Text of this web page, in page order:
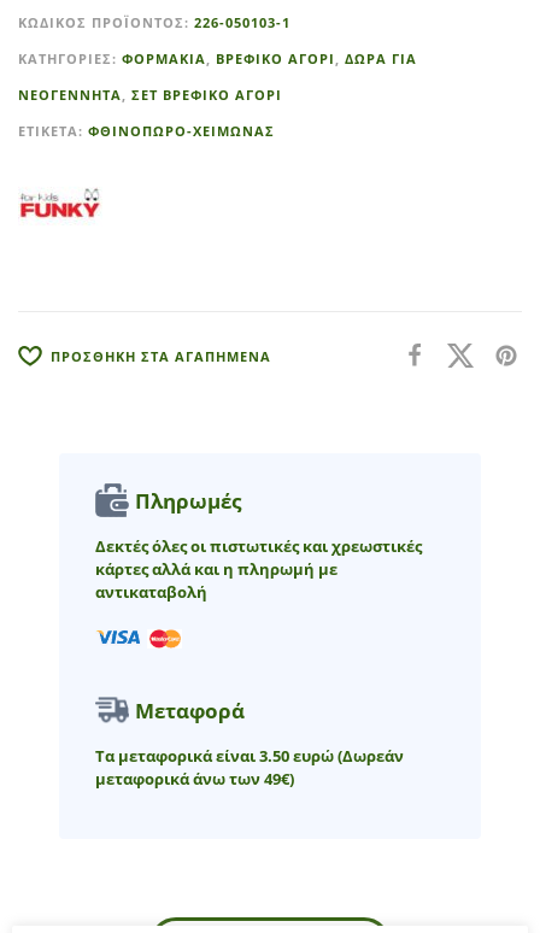
t
e
r
n
i
ΚΩΔΙΚΌΣ ΠΡΟΪΌΝΤΟΣ: 226-050103-1
ΚΑΤΗΓΟΡΊΕΣ: ΦΟΡΜΑΚΙΑ ΒΡΕΦΙΚΟ ΑΓΟΡΙ
ΔΩΡΑ ΓΙΑ
ΝΕΟΓΕΝΝΗΤΑ
ΣΕΤ ΒΡΕΦΙΚΟ ΑΓΟΡΙ
ΕΤΙΚΈΤΑ: ΦΘΙΝΟΠΩΡΟ-ΧΕΙΜΩΝΑΣ
ΠΡΟΣΘΗΚΗ ΣΤΑ ΑΓΑΠΗΜΕΝΑ
Πληρωμές
Δεκτές όλες οι πιστωτικές και χρεωστικές
κάρτες αλλά και η πληρωμή με
αντικαταβολή
Μεταφορά
Τα μεταφορικά είναι 3.50 ευρώ(Δωρεάν
μεταφορικά άνω των 49€)